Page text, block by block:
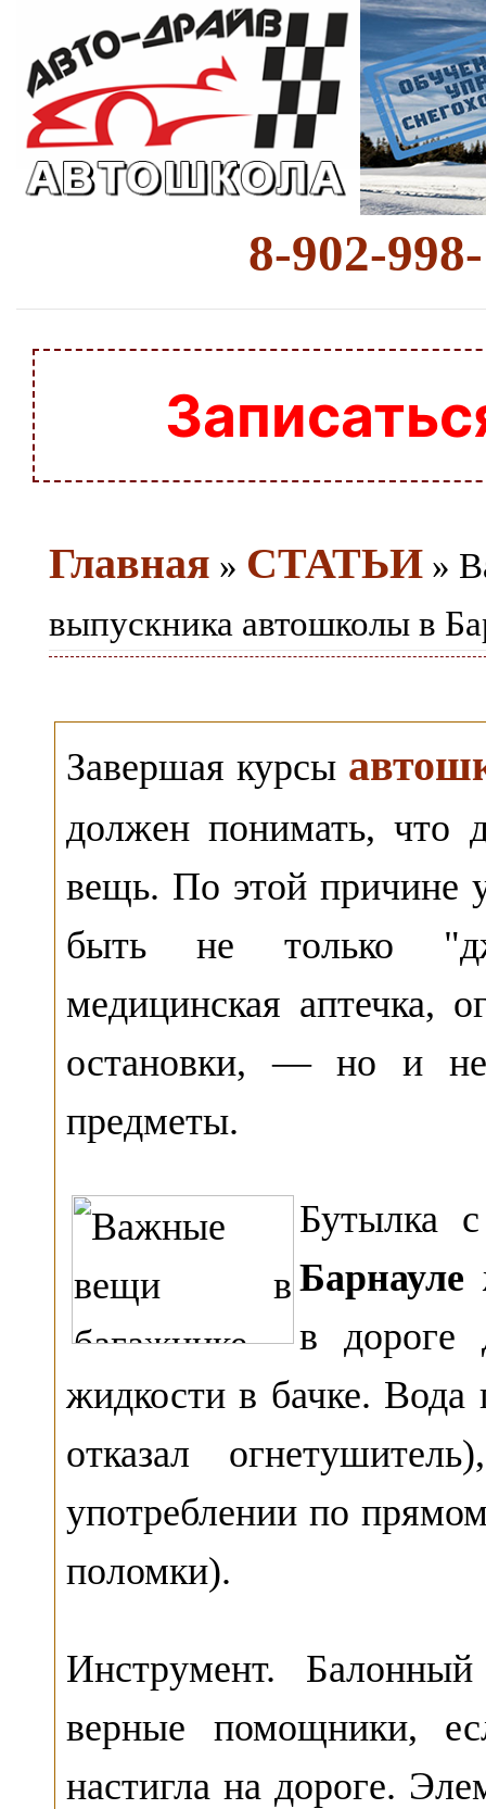
8-902-
Главная » СТАТЬИ »
выпускника автошколы в
Завершая курсы
должен понимать, что
вещь. По этой причине
быть не только
медицинская аптечка,
остановки, — но и
предметы.
Бутылка
Барнауле
в дороге
жидкости в бачке. Вода
отказал
употреблении по
поломки).
Инструмент.
верные помощники,
настигла на дороге.